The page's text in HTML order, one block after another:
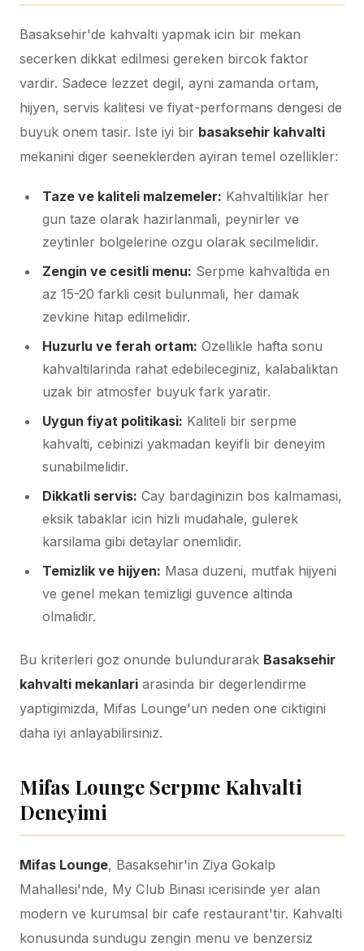
Basaksehir'de kahvalti yapmak icin bir mekan
secerken dikkat edilmesi gereken bircok faktor
vardir. Sadece lezzet degil, ayni zamanda ortam,
hijyen, servis kalitesi ve fiyat-performans dengesi de
buyuk onem tasir. Iste iyi bir basaksehir kahvalti
mekanini diger seeneklerden ayiran temel ozellikler:
Taze ve kaliteli malzemeler: Kahvaltiliklar her
gun taze olarak hazirlanmali, peynirler ve
zeytinler bolgelerine ozgu olarak secilmelidir.
Zengin ve cesitli menu: Serpme kahvaltida en
az 15-20 farkli cesit bulunmali, her damak
zevkine hitap edilmelidir.
Huzurlu ve ferah ortam: Ozellikle hafta sonu
kahvaltilarinda rahat edebileceginiz, kalabaliktan
uzak bir atmosfer buyuk fark yaratir.
Uygun fiyat politikasi: Kaliteli bir serpme
kahvalti, cebinizi yakmadan keyifli bir deneyim
sunabilmelidir.
Dikkatli servis: Cay bardaginizin bos kalmamasi,
eksik tabaklar icin hizli mudahale, gulerek
karsilama gibi detaylar onemlidir.
Temizlik ve hijyen: Masa duzeni, mutfak hijyeni
ve genel mekan temizligi guvence altinda
olmalidir.
Bu kriterleri goz onunde bulundurarak Basaksehir
kahvalti mekanlari arasinda bir degerlendirme
yaptigimizda, Mifas Lounge'un neden one ciktigini
daha iyi anlayabilirsiniz.
Mifas Lounge Serpme Kahvalti
Deneyimi
Mifas Lounge, Basaksehir'in Ziya Gokalp
Mahallesi'nde, My Club Binasi icerisinde yer alan
modern ve kurumsal bir cafe restaurant'tir. Kahvalti
konusunda sundugu zengin menu ve benzersiz